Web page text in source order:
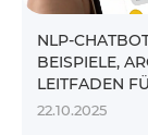
NLP-
BEISPIELE,
LEITFADEN
22.10.2025